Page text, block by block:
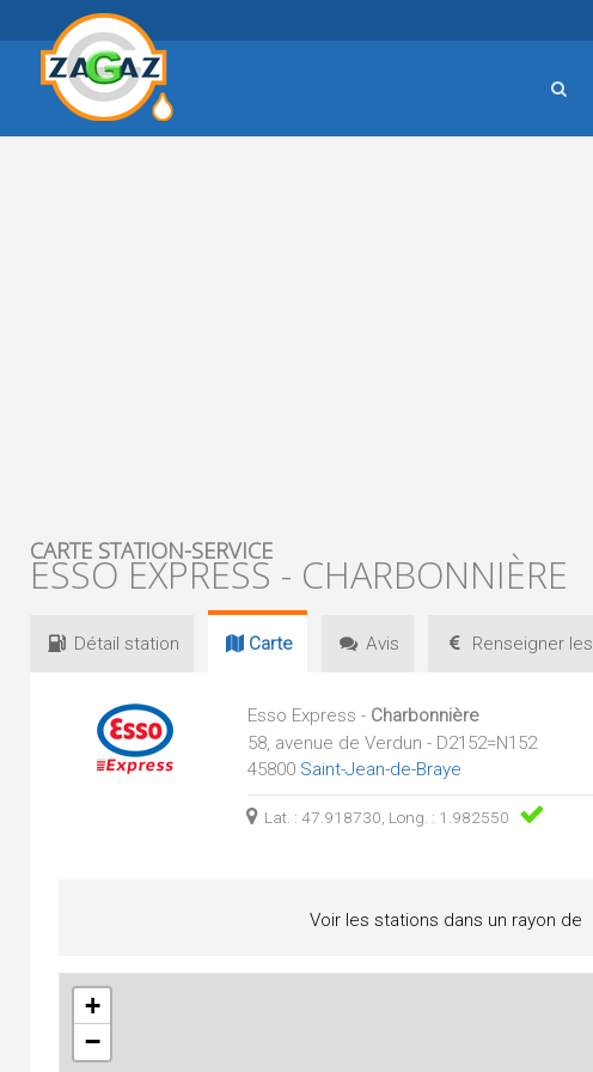
CARTE STATION-SERVICE
ESSO EXPRESS - CHARBONNIÈRE
Détail station Carte Avis Renseigner les
Esso Express - Charbonnière
58, avenue de Verdun - D2152=N152
45800 Saint-Jean-de-Braye
Lat. : 47.918730, Long. : 1.982550
Voir les stations dans un rayon de
+
−